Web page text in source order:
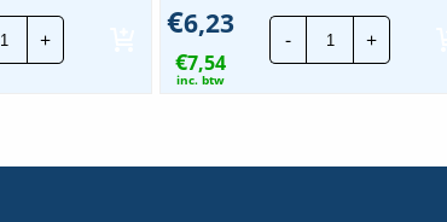
Diazed
zekering
20A
+ €6,23
€7,54
inc. btw
-
Diazed
zekering
16A
+